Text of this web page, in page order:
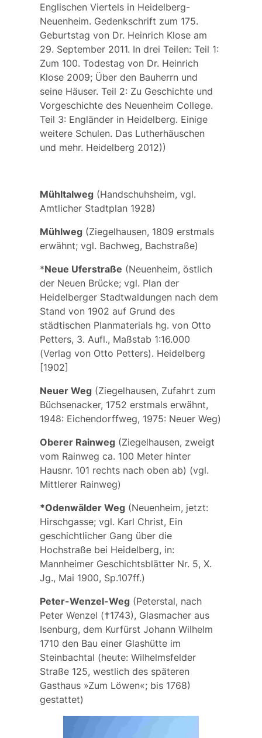
Englischen Viertels in Heidelberg-
Neuenheim. Gedenkschrift zum 175.
Geburtstag von Dr. Heinrich Klose am
29. September 2011. In drei Teilen: Teil 1:
Zum 100. Todestag von Dr. Heinrich
Klose 2009; Über den Bauherrn und
seine Häuser. Teil 2: Zu Geschichte und
Vorgeschichte des Neuenheim College.
Teil 3: Engländer in Heidelberg. Einige
weitere Schulen. Das Lutherhäuschen
und mehr. Heidelberg 2012))
Mühltalweg(Handschuhsheim, vgl.
Amtlicher Stadtplan 1928)
Mühlweg(Ziegelhausen, 1809 erstmals
erwähnt; vgl. Bachweg, Bachstraße)
*Neue Uferstraße (Neuenheim, östlich
der Neuen Brücke; vgl. Plan der
Heidelberger Stadtwaldungen nach dem
Stand von 1902 auf Grund des
städtischen Planmaterials hg. von Otto
Petters, 3. Aufl., Maßstab 1:16.000
(Verlag von Otto Petters). Heidelberg
[1902]
Neuer Weg(Ziegelhausen, Zufahrt zum
Büchsenacker, 1752 erstmals erwähnt,
1948: Eichendorffweg, 1975: Neuer Weg)
Oberer Rainweg(Ziegelhausen, zweigt
vom Rainweg ca. 100 Meter hinter
Hausnr. 101 rechts nach oben ab) (vgl.
Mittlerer Rainweg)
*Odenwälder Weg(Neuenheim, jetzt:
Hirschgasse; vgl. Karl Christ, Ein
geschichtlicher Gang über die
Hochstraße bei Heidelberg, in:
Mannheimer Geschichtsblätter Nr. 5, X.
Jg., Mai 1900, Sp.107ff.)
Peter-Wenzel-Weg(Peterstal, nach
Peter Wenzel (†1743), Glasmacher aus
Isenburg, dem Kurfürst Johann Wilhelm
1710 den Bau einer Glashütte im
Steinbachtal (heute: Wilhelmsfelder
Straße 125, westlich des späteren
Gasthaus »Zum Löwen«; bis 1768)
gestattet)